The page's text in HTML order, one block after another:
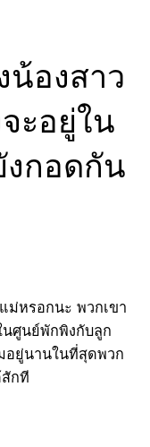
น้องสาว
ะอยู่ใน
กอดกัน
ม่หรอกนะ พวกเขา
ศูนย์พักพิงกับลูก
อยู่นานในที่สุดพวก
กที